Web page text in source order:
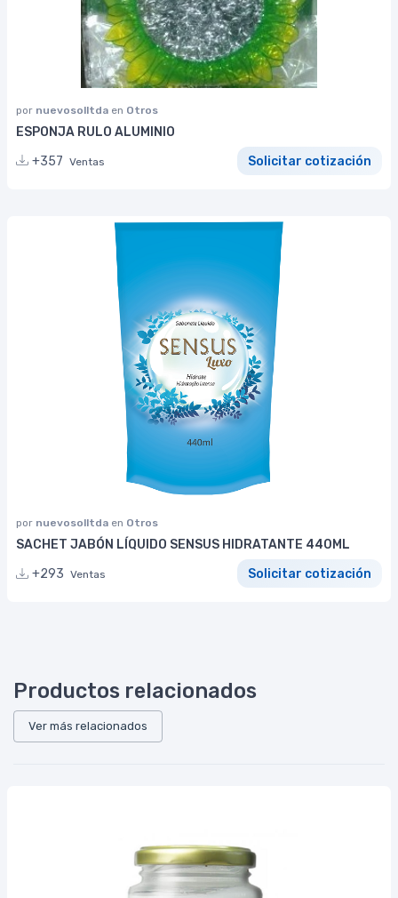
por nuevosolltda en Otros
ESPONJA RULO ALUMINIO
+357 Ventas Solicitar cotización
por nuevosolltda en Otros
SACHET JABÓN LÍQUIDO SENSUS HIDRATANTE 440ML
+293 Ventas Solicitar cotización
Productos relacionados
Ver más relacionados